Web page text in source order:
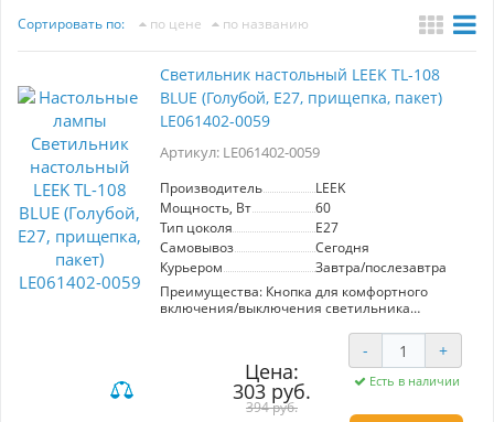
Сортировать по: по цене по названию
Светильник настольный LEEK TL-108
BLUE (Голубой, E27, прищепка, пакет)
LE061402-0059
Артикул: LE061402-0059
Производитель
LEEK
Мощность, Вт
60
Тип цоколя
E27
Самовывоз
Сегодня
Курьером
Завтра/послезавтра
Преимущества: Кнопка для комфортного
включения/выключения светильника
настольного светильника позволяет плавно
регулировать наклон и поворот плафона;
Прочный и легкий корпус идеально подойдет
для ежедневного использования; Компактные
размеры позволяют удобно разместить
Цена:
303 руб.
394 руб.
- +
Есть в наличии